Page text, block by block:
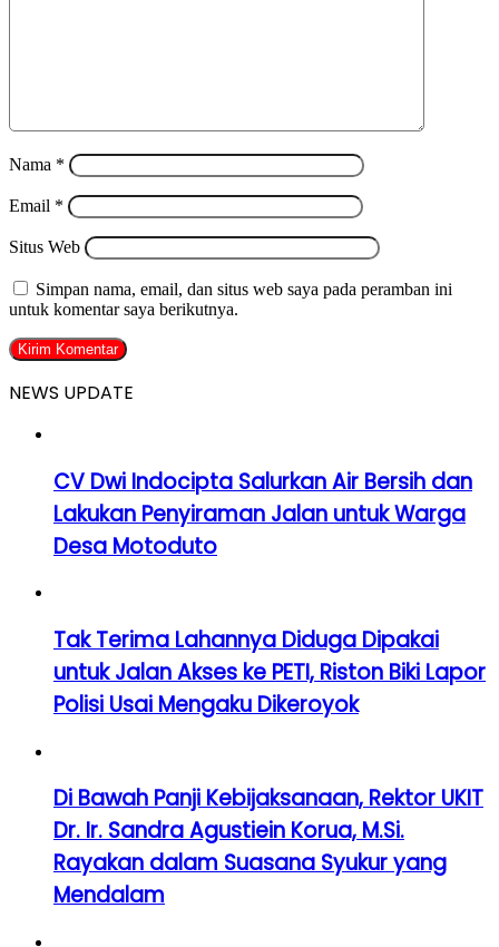
Nama *
Email *
Situs Web
Simpan nama, email, dan situs web saya pada peramban ini
untuk komentar saya berikutnya.
NEWS UPDATE
CV Dwi Indocipta Salurkan Air Bersih dan
Lakukan Penyiraman Jalan untuk Warga
Desa Motoduto
Tak Terima Lahannya Diduga Dipakai
untuk Jalan Akses ke PETI, Riston Biki Lapor
Polisi Usai Mengaku Dikeroyok
Di Bawah Panji Kebijaksanaan, Rektor UKIT
Dr. Ir. Sandra Agustiein Korua, M.Si.
Rayakan dalam Suasana Syukur yang
Mendalam